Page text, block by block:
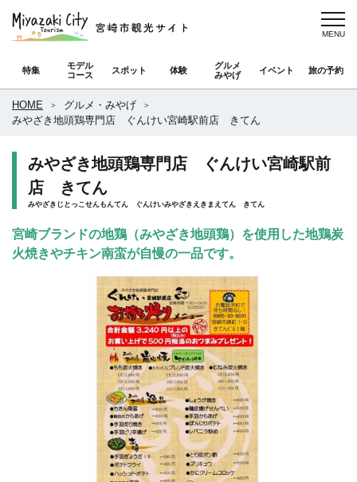
特集
モデル
コース
スポット 体験
グルメ
みやげ
イベント 旅の予約
HOME
グルメ・みやげ
みやざき地頭鶏専門店 ぐんけい宮崎駅前店 きてん
みやざき地頭鶏専門店 ぐんけい宮崎駅前
店 きてん
みやざきじとっこせんもんてん ぐんけいみやざきえきまえてん きてん
宮崎ブランドの地鶏（みやざき地頭鶏）を使用した地鶏炭
火焼きやチキン南蛮が自慢の一品です。